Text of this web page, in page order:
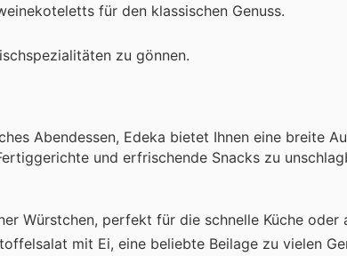
für den klassischen Genuss.
zu gönnen.
Abendessen, Edeka bietet Ihnen eine breite
und erfrischende Snacks zu
Würstchen, perfekt für die schnelle Küche oder
mit Ei, eine beliebte Beilage zu vielen